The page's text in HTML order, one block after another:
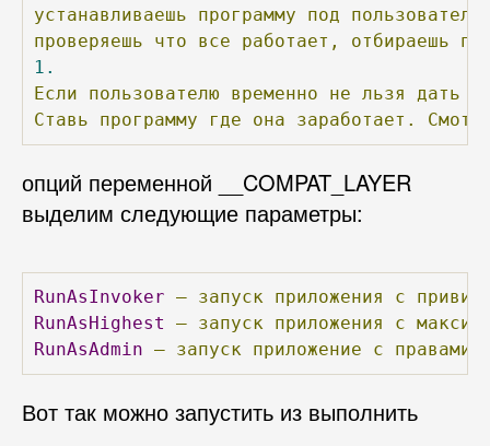
устанавливаешь
программу под
проверяешь
что все работает, отбираешь
1.
Если
пользователю временно не льзя дать
Ставь
программу где она заработает.
опций переменной __COMPAT_LAYER
выделим следующие параметры:
RunAsInvoker — запуск приложения с
RunAsHighest
— запуск приложения с
RunAsAdmin — запуск приложение с правами
Вот так можно запустить из выполнить